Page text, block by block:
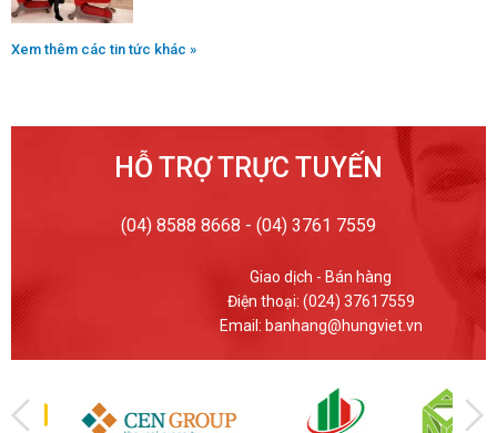
Xem thêm các tin tức khác »
HỖ TRỢ TRỰC TUYẾN
(04) 8588 8668 - (04) 3761 7559
Giao dịch - Bán hàng
Điện thoại: (024) 37617559
Email: banhang@hungviet.vn